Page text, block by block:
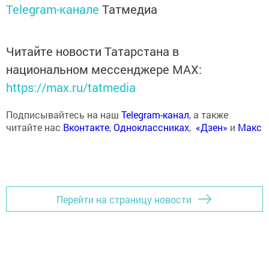
Telegram-канале Татмедиа
Читайте новости Татарстана в
национальном мессенджере MАХ:
https://max.ru/tatmedia
Подписывайтесь на наш Telegram-канал, а также
читайте нас Вконтакте,Одноклассниках, «Дзен» и Макс
Перейти на страницу новости